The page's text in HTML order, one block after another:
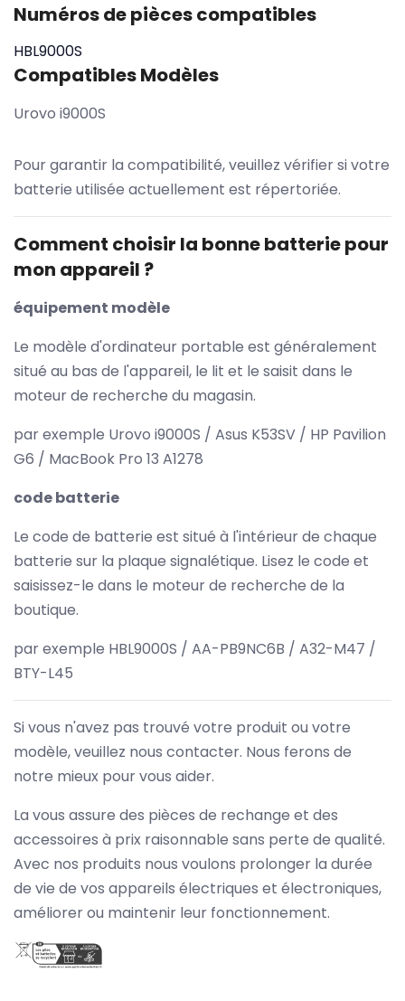
Numéros de pièces compatibles
HBL9000S
Compatibles Modèles
Urovo i9000S
Pour garantir la compatibilité, veuillez vérifier si votre
batterie utilisée actuellement est répertoriée.
Comment choisir la bonne batterie pour
mon appareil ?
équipement modèle
Le modèle d'ordinateur portable est généralement
situé au bas de l'appareil, le lit et le saisit dans le
moteur de recherche du magasin.
par exemple Urovo i9000S / Asus K53SV / HP Pavilion
G6 / MacBook Pro 13 A1278
code batterie
Le code de batterie est situé à l'intérieur de chaque
batterie sur la plaque signalétique. Lisez le code et
saisissez-le dans le moteur de recherche de la
boutique.
par exemple HBL9000S / AA-PB9NC6B / A32-M47 /
BTY-L45
Si vous n'avez pas trouvé votre produit ou votre
modèle, veuillez nous contacter. Nous ferons de
notre mieux pour vous aider.
La vous assure des pièces de rechange et des
accessoires à prix raisonnable sans perte de qualité.
Avec nos produits nous voulons prolonger la durée
de vie de vos appareils électriques et électroniques,
améliorer ou maintenir leur fonctionnement.